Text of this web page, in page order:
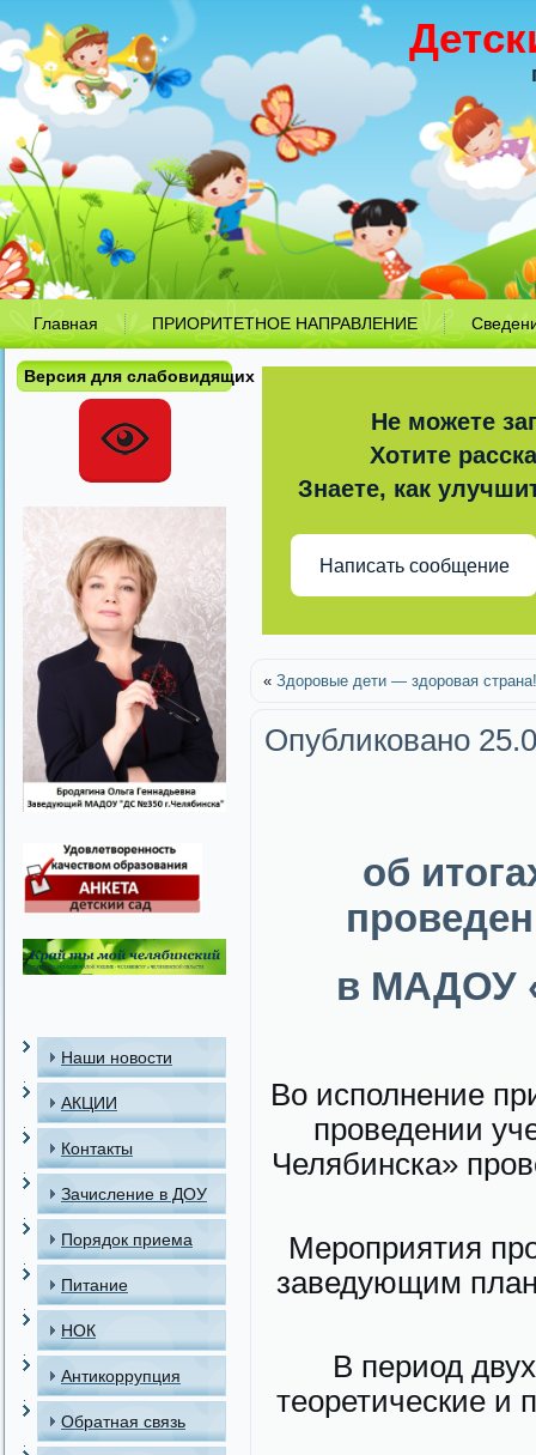
Главная ПРИОРИТЕТНОЕ НАПРАВЛЕНИЕ
Версия для слабовидящих
Наши новости
АКЦИИ
Контакты
Зачисление в ДОУ
Порядок приема
детей в МАДОУ
Питание
НОК
Антикоррупция
Обратная связь
Не можете
Хотите
Знаете, как
Написать сообщение
« Здоровые дети — здоровая страна!
Опубликовано
об
в МАДОУ
Во исполнение
проведении
Челябинска»
Мероприятия
заведующим
В период
теоретические и